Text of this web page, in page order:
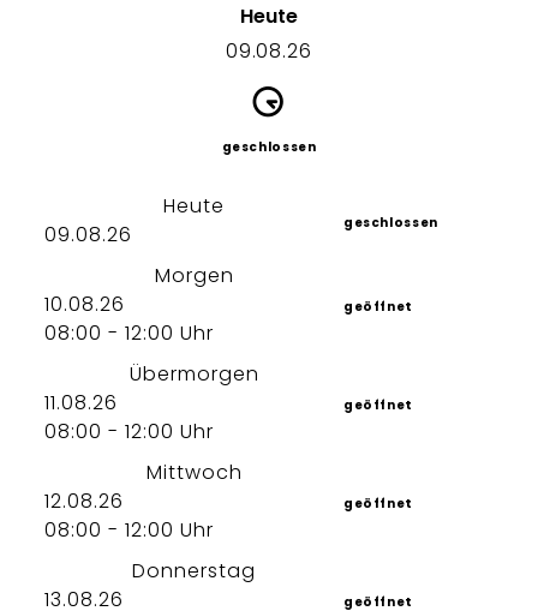
Heute
09.08.26
geschlossen
Heute
09.08.26
geschlossen
Morgen
10.08.26
08:00 - 12:00 Uhr
geöffnet
Übermorgen
11.08.26
08:00 - 12:00 Uhr
geöffnet
Mittwoch
12.08.26
08:00 - 12:00 Uhr
geöffnet
Donnerstag
13.08.26
geöffnet